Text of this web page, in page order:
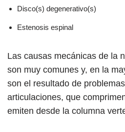
Disco(s) degenerativo(s)
Estenosis espinal
Las causas mecánicas de la
son muy comunes y, en la
son el resultado de
articulaciones, que
emiten desde la columna